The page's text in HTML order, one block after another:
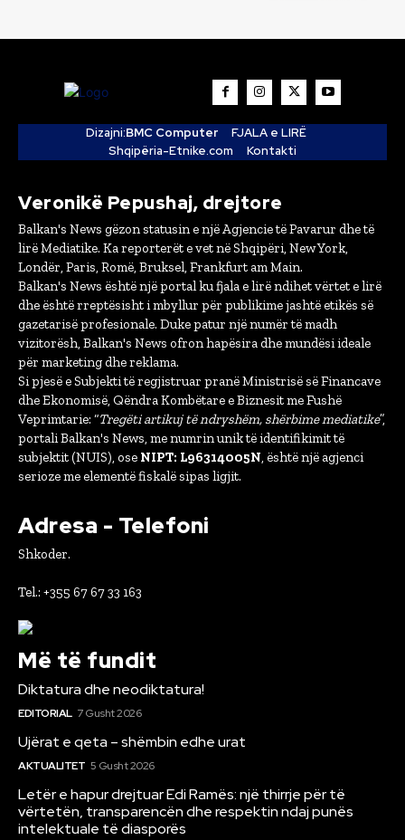
Dizajni:BMC Computer
FJALA e LIRË
Shqipëria-Etnike.com
Kontakti
Veronikë Pepushaj, drejtore
Balkan's News gëzon statusin e një Agjencie të Pavarur dhe të
lirë Mediatike. Ka reporterët e vet në Shqipëri, New York,
Londër, Paris, Romë, Bruksel, Frankfurt am Main.
Balkan's News është një portal ku fjala e lirë ndihet vërtet e lirë
dhe është rreptësisht i mbyllur për publikime jashtë etikës së
gazetarisë profesionale. Duke patur një numër të madh
vizitorësh, Balkan's News ofron hapësira dhe mundësi ideale
për marketing dhe reklama.
Si pjesë e Subjekti të regjistruar pranë Ministrisë së Financave
dhe Ekonomisë, Qëndra Kombëtare e Biznesit me Fushë
Veprimtarie: “Tregëti artikuj të ndryshëm, shërbime mediatike”,
portali Balkan's News, me numrin unik të identifikimit të
subjektit (NUIS), ose NIPT: L96314005N, është një agjenci
serioze me elementë fiskalë sipas ligjit.
Adresa - Telefoni
Shkoder.
Tel.: +355 67 67 33 163
Më të fundit
Diktatura dhe neodiktatura!
EDITORIAL 7 Gusht 2026
Ujërat e qeta – shëmbin edhe urat
AKTUALITET 5 Gusht 2026
Letër e hapur drejtuar Edi Ramës: një thirrje për të
vërtetën, transparencën dhe respektin ndaj punës
intelektuale të diasporës